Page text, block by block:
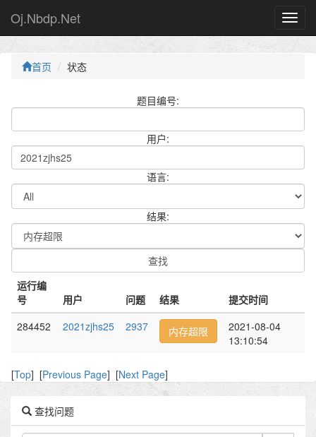
Oj.Nbdp.Net
首页 状态
题目编号:
用户:
语言:
结果:
运行编
号
用户 问题 结果
提交时间
284452
2021zjhs25 2937 内存超限
2021-08-04
13:10:54
[Top] [Previous Page] [Next Page]
查找问题